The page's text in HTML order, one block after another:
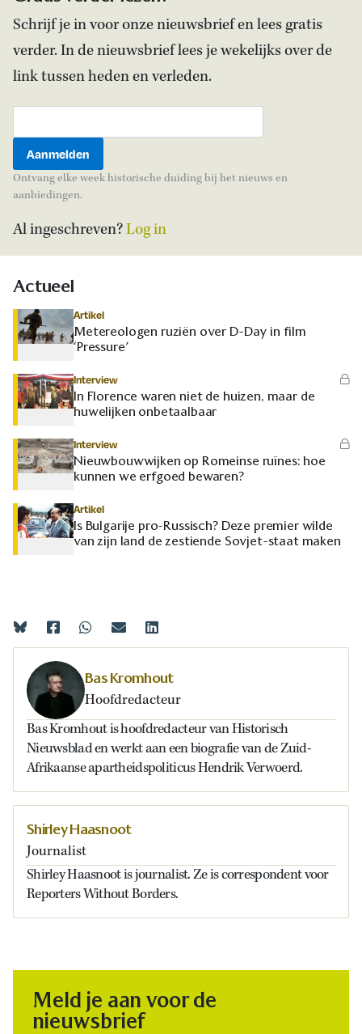
Schrijf je in voor onze nieuwsbrief en lees gratis
verder. In de nieuwsbrief lees je wekelijks over de
link tussen heden en verleden.
Ontvang elke week historische duiding bij het nieuws en
aanbiedingen.
Al ingeschreven?Log in
Actueel
Artikel
Metereologen ruziën over D-Day in film
‘Pressure’
Interview
In Florence waren niet de huizen, maar de
huwelijken onbetaalbaar
Interview
Nieuwbouwwijken op Romeinse ruïnes: hoe
kunnen we erfgoed bewaren?
Artikel
Is Bulgarije pro-Russisch? Deze premier wilde
van zijn land de zestiende Sovjet-staat maken
Bas Kromhout
Hoofdredacteur
Bas Kromhout is hoofdredacteur van Historisch
Nieuwsblad en werkt aan een biografie van de Zuid-
Afrikaanse apartheidspoliticus Hendrik Verwoerd.
Shirley Haasnoot
Journalist
Shirley Haasnoot is journalist. Ze is correspondent voor
Reporters Without Borders.
Meld je aan voor de
nieuwsbrief